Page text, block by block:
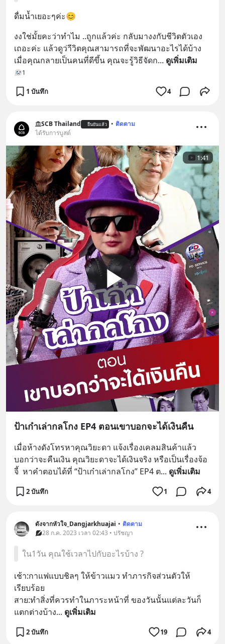
ดื่มน้ำเยอะๆค่ะ😊
งงใช่มั้ยคะว่าทำไม ..ถูกแล้วค่ะ กลับมางงกับชีวิตตัวเอง
เถอะค่ะ แล้วดูว่าีวิตคุณสามารถที่จะพัฒนาอะไรได้บ้าง
เมื่อคุณกลายเป็นคนที่ดีขึ้น คุณจะรู้วิธีจัดก... ดูเพิ่มเติม
1
1 บันทึก 4
SCB Thailand ยืนยันแล้ว • ติดตาม
ได้รับการบูสต์
1:41
ป้าเก๋าเล่ากลโกง EP4 ตอนเขาบอกจะได้เงินคืน
เมื่อห้างดังโทรหาคุณวิยะดา แจ้งเรื่องเคลมสินค้าแล้ว
บอกว่าจะคืนเงิน คุณวิยะดาจะได้เงินจริง หรือเป็นเรื่องจ้อ
จี้  หาคำตอบได้ที่ “ป้าเก๋าเล่ากลโกง” EP4 ต... ดูเพิ่มเติม
2 บันทึก 1 4
ดังจากหัวใจ_Dangjarkhuajai • ติดตาม
28 ก.ค. 2023 เวลา 02:43 • ปรัชญา
ใน1วัน คุณใช้เวลาไปกับอะไรบ้าง ?
เช้า:กาแฟแบบชิลๆ ให้ข้าวแมว ทำภารกิจส่วนตัวให้
เรียบร้อย
สาย:ทำสิ่งที่ควรทำในภาระหน้าที่ ของวันนั้นแต่ละวันก็
แตกต่างบ้าง... ดูเพิ่มเติม
2 บันทึก 19 4